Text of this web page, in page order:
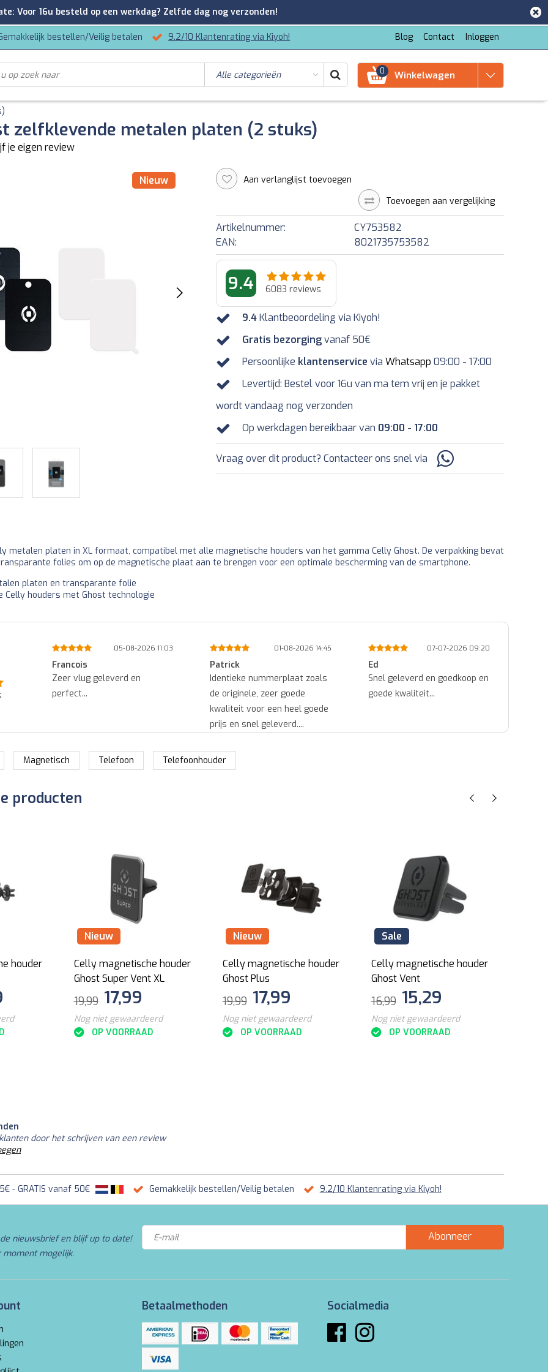
bestellen/Veilig betalen 9.2/10 Klantenrating via Kiyoh! Blog Contact Inloggen
0 Winkelwagen
zelfklevende metalen platen (2 stuks)
je eigen review
Nieuw
Aan verlanglijst toevoegen
Toevoegen aan vergelijking
Artikelnummer:
CY753582
EAN:
8021735753582
9.4 6083 reviews
9.4Klantbeoordeling via Kiyoh!
Gratis bezorgingvanaf 50€
Persoonlijke klantenservice via Whatsapp 09:00 - 17:00
Levertijd: Bestel voor 16u van ma tem vrij en je pakket
wordt vandaag nog verzonden
Op werkdagen bereikbaar van 09:00 - 17:00
Vraag over dit product? Contacteer ons snel via
metalen platen in XL formaat, compatibel met alle magnetische houders van het gamma Celly Ghost. De verpakking bevat
folies om op de magnetische plaat aan te brengen voor een optimale bescherming van de smartphone.
platen en transparante folie
Celly houders met Ghost technologie
05-08-2026 11:03
Francois
Zeer vlug geleverd en
perfect...
01-08-2026 14:45
Patrick
Identieke nummerplaat zoals
de originele, zeer goede
kwaliteit voor een heel goede
prijs en snel geleverd....
07-07-2026 09:20
Ed
Snel geleverd en goedkoop en
goede kwaliteit...
Magnetisch Telefoon Telefoonhouder
producten
houder
Nieuw
Celly magnetische houder
Ghost Super Vent XL
19,99 17,99
Nog niet gewaardeerd
OP VOORRAAD
Nieuw
Celly magnetische houder
Ghost Plus
19,99 17,99
Nog niet gewaardeerd
OP VOORRAAD
Sale
Celly magnetische houder
Ghost Vent
16,99 15,29
Nog niet gewaardeerd
OP VOORRAAD
door het schrijven van een review
- GRATIS vanaf 50€ Gemakkelijk bestellen/Veilig betalen 9.2/10 Klantenrating via Kiyoh!
nieuwsbrief en blijf up to date!
mogelijk.
Abonneer
Betaalmethoden Socialmedia
Voor 16u besteld op een werkdag? Zelfde dag nog verzonden!